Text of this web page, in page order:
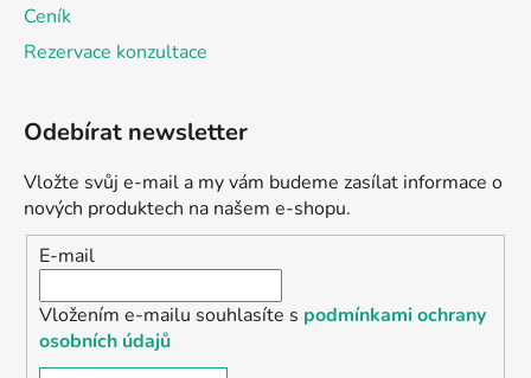
Ceník
Rezervace konzultace
Odebírat newsletter
Vložte svůj e-mail a my vám budeme zasílat informace o
nových produktech na našem e-shopu.
E-mail
Vložením e-mailu souhlasíte s podmínkami ochrany
osobních údajů